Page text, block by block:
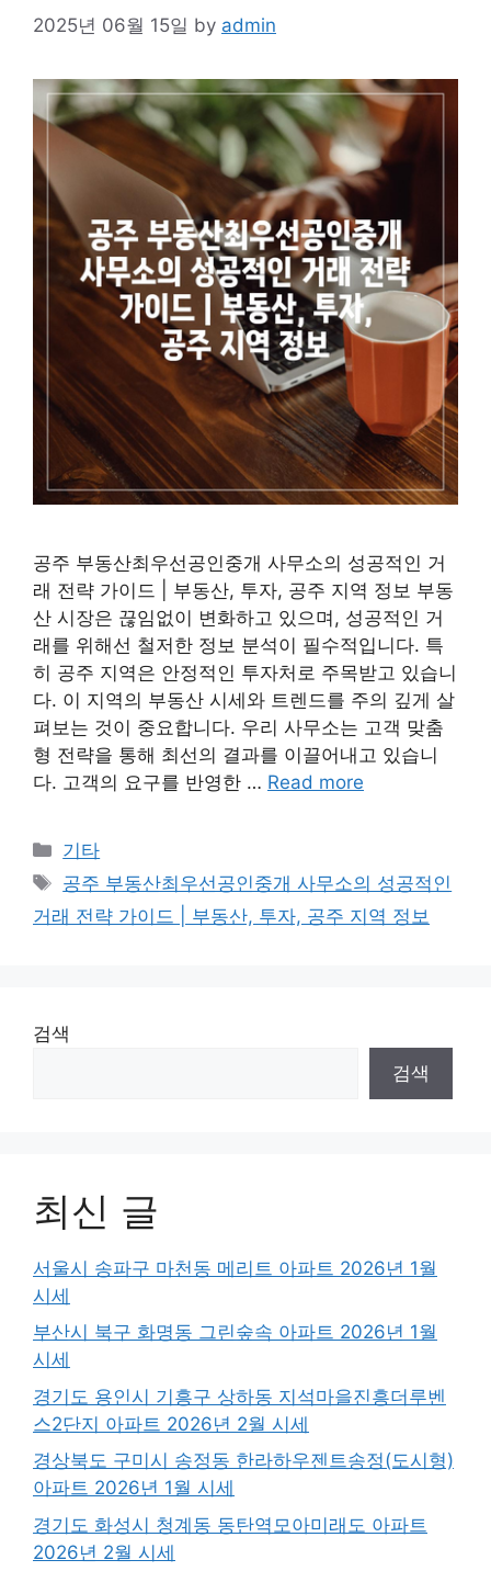
2025년 06월 15일 by admin
공주 부동산최우선공인중개 사무소의 성공적인 거
래 전략 가이드 | 부동산, 투자, 공주 지역 정보 부동
산 시장은 끊임없이 변화하고 있으며, 성공적인 거
래를 위해선 철저한 정보 분석이 필수적입니다. 특
히 공주 지역은 안정적인 투자처로 주목받고 있습니
다. 이 지역의 부동산 시세와 트렌드를 주의 깊게 살
펴보는 것이 중요합니다. 우리 사무소는 고객 맞춤
형 전략을 통해 최선의 결과를 이끌어내고 있습니
다. 고객의 요구를 반영한 … Read more
Categories
기타
Tags
공주 부동산최우선공인중개 사무소의 성공적인
거래 전략 가이드 | 부동산, 투자, 공주 지역 정보
검색
검색
최신 글
서울시 송파구 마천동 메리트 아파트 2026년 1월
시세
부산시 북구 화명동 그린숲속 아파트 2026년 1월
시세
경기도 용인시 기흥구 상하동 지석마을진흥더루벤
스2단지 아파트 2026년 2월 시세
경상북도 구미시 송정동 한라하우젠트송정(도시형)
아파트 2026년 1월 시세
경기도 화성시 청계동 동탄역모아미래도 아파트
2026년 2월 시세